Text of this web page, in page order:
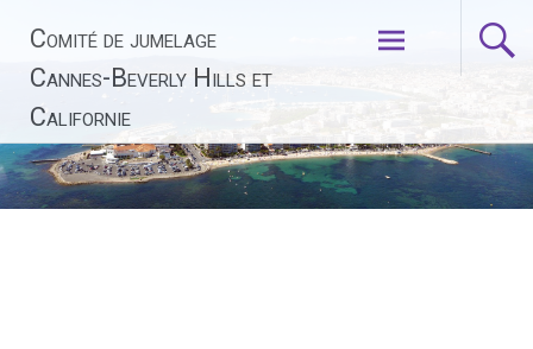
contenu
Comité de jumelage
Cannes-Beverly Hills et
Californie